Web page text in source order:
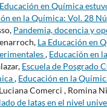
en Química
en la Química: Vol. 28
Pandemia, docencia y
La Educación en
, Educación en
Escuela de Posgrado
, Educación en la
Comerci , Romina
de latas en el nivel